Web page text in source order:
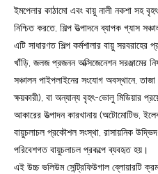
ইমপেলার কাঠামো এবং বায়ু নালী নকশা সহ
নিশ্চিত করতে, শিল্প উত্পাদনে ব্যাপক গ্যাস
এটি সাধারণত শিল্প কর্মশালার বায়ু
খাঁড়ি, জলজ প্রজনন অক্সিজেনেশন সরঞ্জামের
সঞ্চালন পাইপলাইনের সংযোগ অবস্থানে,
ক্ষয়কারী), বা অন্যান্য বৃহৎ-ভোলু মিডিয়ার
আকারের উত্পাদন কারখানায় (অটোমোটিভ,
বায়ুচলাচল প্রকৌশল সংস্থা, রাসায়নিক
পরিবেশগত বায়ুচলাচল প্রকল্পে ব্যবহৃত হয়।
এই উচ্চ ভলিউম সেন্ট্রিফিউগাল ব্লোয়ারটি